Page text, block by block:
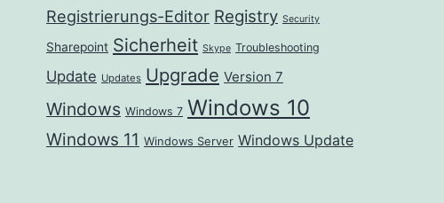
Registrierungs-Editor Registry Security
Sharepoint Sicherheit Skype Troubleshooting
Update Updates Upgrade Version 7
Windows Windows 7 Windows 10
Windows 11 Windows Server Windows Update